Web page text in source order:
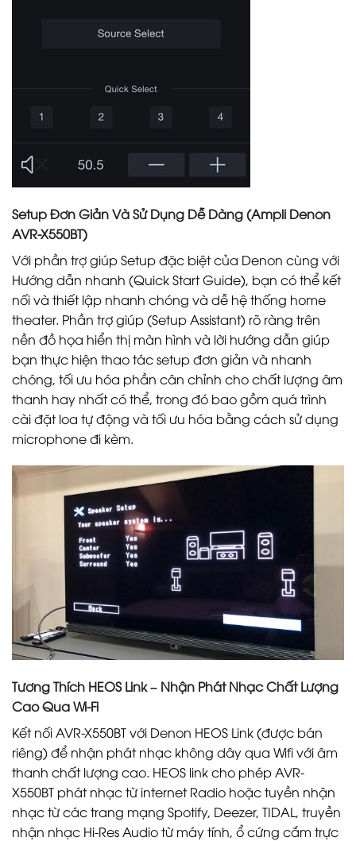
Setup Đơn Giản Và Sử Dụng Dễ Dàng (Ampli Denon
AVR-X550BT)
Với phần trợ giúp Setup đặc biệt của Denon cùng với
Hướng dẫn nhanh (Quick Start Guide), bạn có thể kết
nối và thiết lập nhanh chóng và dễ hệ thống home
theater. Phần trợ giúp (Setup Assistant) rõ ràng trên
nền đồ họa hiển thị màn hình và lời hướng dẫn giúp
bạn thực hiện thao tác setup đơn giản và nhanh
chóng, tối ưu hóa phần cân chỉnh cho chất lượng âm
thanh hay nhất có thể, trong đó bao gồm quá trình
cài đặt loa tự động và tối ưu hóa bằng cách sử dụng
microphone đi kèm.
Tương Thích HEOS Link – Nhận Phát Nhạc Chất Lượng
Cao Qua Wi-Fi
Kết nối AVR-X550BT với Denon HEOS Link (được bán
riêng) để nhận phát nhạc không dây qua Wifi với âm
thanh chất lượng cao. HEOS link cho phép AVR-
X550BT phát nhạc từ internet Radio hoặc tuyền nhận
nhạc từ các trang mạng Spotify, Deezer, TIDAL, truyền
nhận nhạc Hi-Res Audio từ máy tính, ổ cứng cắm trực